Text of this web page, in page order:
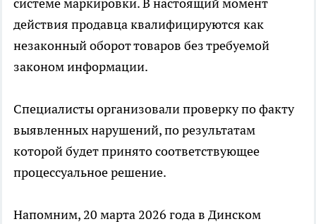
системе маркировки. В настоящий момент
действия продавца квалифицируются как
незаконный оборот товаров без требуемой
законом информации.
Специалисты организовали проверку по факту
выявленных нарушений, по результатам
которой будет принято соответствующее
процессуальное решение.
Напомним, 20 марта 2026 года в Динском